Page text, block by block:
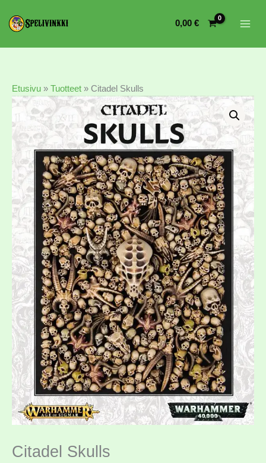
0,00 €
Etusivu » Tuotteet » Citadel Skulls
Citadel Skulls
Citadel
Skulls
määrä